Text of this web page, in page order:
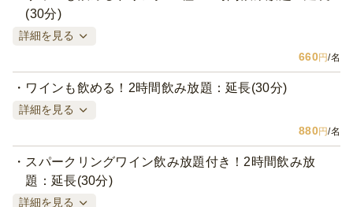
(30分)
詳細を見る
660円/名
ワインも飲める！2時間飲み放題：延長(30分)
詳細を見る
880円/名
スパークリングワイン飲み放題付き！2時間飲み放
題：延長(30分)
詳細を見る